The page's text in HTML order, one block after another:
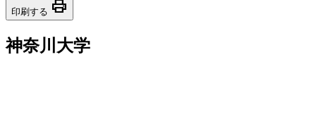
印刷する print
神奈川大学